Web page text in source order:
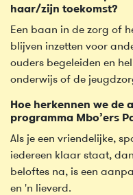
haar/zijn toekomst?
Een baan in de zorg of
blijven inzetten voor
ouders begeleiden en
onderwijs of de
Hoe herkennen we de
programma Mbo’ers
Als je een vriendelijke,
iedereen klaar staat,
beloftes na, is een
en 'n lieverd.